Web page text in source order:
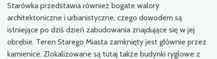
Starówka przedstawia również bogate walory
architektoniczne i urbanistyczne, czego dowodem są
istniejące po dziś dzień zabudowania znajdujące się w jej
obrębie. Teren Starego Miasta zamknięty jest głównie przez
kamienice. Zlokalizowane są tutaj także budynki ryglowe z